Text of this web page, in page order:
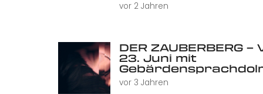
vor 2 Jahren
DER ZAUBERBERG
23. Juni mit
vor 3 Jahren